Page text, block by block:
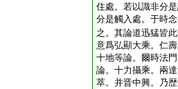
住處。若以識非分
分是觸入處。于時
之。其論道迅猛皆
意爲弘顯大乘。仁
十地等論。爾時法
論。十力攝乘。兩
萃。并晋中興。乃